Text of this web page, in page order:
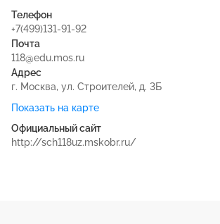
Телефон
+7(499)131-91-92
Почта
118@edu.mos.ru
Адрес
г. Москва, ул. Строителей, д. 3Б
Показать на карте
Официальный сайт
http://sch118uz.mskobr.ru/